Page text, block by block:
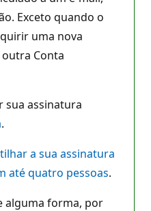
Exceto quando o
uma nova
Conta
sua assinatura
.
a sua assinatura
até quatro pessoas.
alguma forma, por